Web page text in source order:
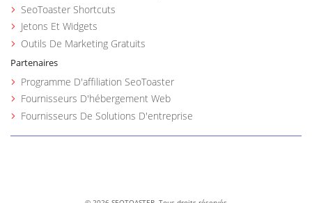
SeoToaster Shortcuts
Jetons Et Widgets
Outils De Marketing Gratuits
Partenaires
Programme D'affiliation SeoToaster
Fournisseurs D'hébergement Web
Fournisseurs De Solutions D'entreprise